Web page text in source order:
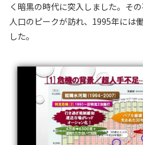
く暗黒の時代に突入しました。そ
人口のピークが訪れ、1995年には
した。